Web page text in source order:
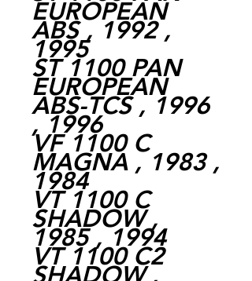
EUROPEAN
ABS , 1992 ,
1995
ST 1100 PAN
EUROPEAN
ABS-TCS , 1996
, 1996
VF 1100 C
MAGNA , 1983 ,
1984
VT 1100 C
SHADOW ,
1985 , 1994
VT 1100 C2
SHADOW ,